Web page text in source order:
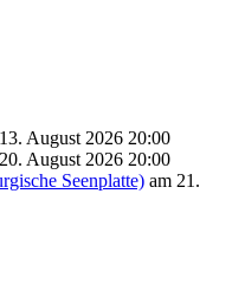
August 2026 20:00
August 2026 20:00
Seenplatte) am 21.